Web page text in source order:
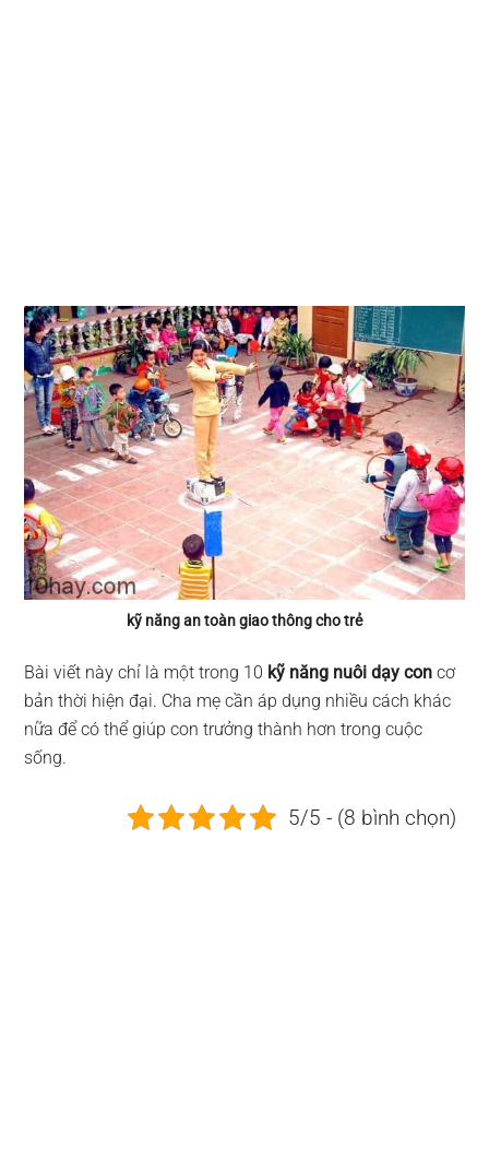
kỹ năng an toàn giao thông cho trẻ
Bài viết này chỉ là một trong 10 kỹ năng nuôi dạy con cơ
bản thời hiện đại. Cha mẹ cần áp dụng nhiều cách khác
nữa để có thể giúp con trưởng thành hơn trong cuộc
sống.
5/5 - (8 bình chọn)